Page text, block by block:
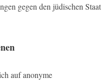
gegen den jüdischen Staat
auf anonyme